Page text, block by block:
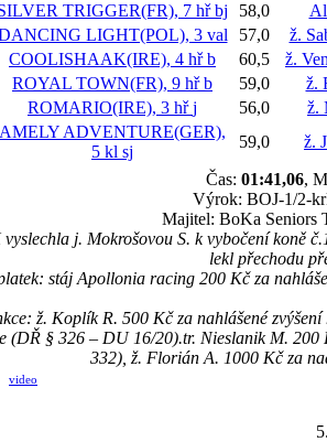
TRIGGER(FR), 7 hřbj 58,0
LIGHT(POL), 3 val 57,0
ž.
COOLISHAAK(IRE), 4 hřb 60,5
ž.
ROYAL TOWN(FR), 9 hřb 59,0
ž.
ROMARIO(IRE), 3 hřj 56,0
ž.
AMELY ADVENTURE(GER),
5 kl sj
59,0
ž.
Čas: 01:41,06,
Výrok: BOJ-1/2-
Majitel: BoKa Seniors
vyslechla j. Mokrošovou S. k vybočení koně
lekl přechodu
stáj Apollonia racing 200 Kč za
ž. Koplík R. 500 Kč za nahlášené
(DŘ § 326 – DU 16/20).tr. Nieslanik M.
332), ž. Florián A. 1000 Kč za
video